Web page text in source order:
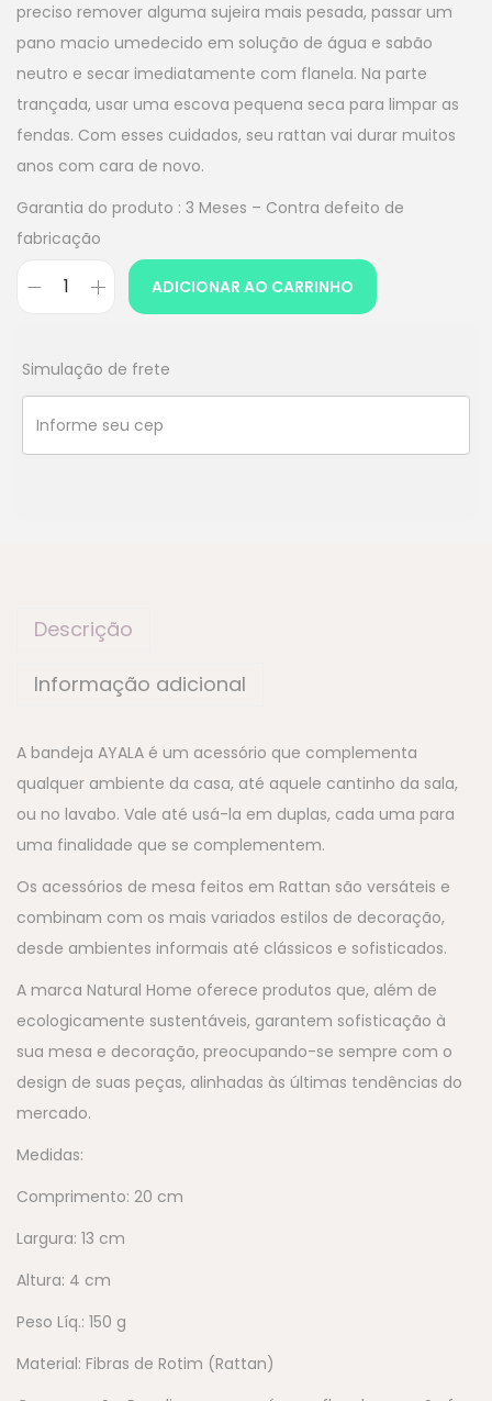
preciso remover alguma sujeira mais pesada, passar um
pano macio umedecido em solução de água e sabão
neutro e secar imediatamente com flanela. Na parte
trançada, usar uma escova pequena seca para limpar as
fendas. Com esses cuidados, seu rattan vai durar muitos
anos com cara de novo.
Garantia do produto : 3 Meses – Contra defeito de
fabricação
ADICIONAR AO CARRINHO
Simulação de frete
Descrição
Informação adicional
A bandeja AYALA é um acessório que complementa
qualquer ambiente da casa, até aquele cantinho da sala,
ou no lavabo. Vale até usá-la em duplas, cada uma para
uma finalidade que se complementem.
Os acessórios de mesa feitos em Rattan são versáteis e
combinam com os mais variados estilos de decoração,
desde ambientes informais até clássicos e sofisticados.
A marca Natural Home oferece produtos que, além de
ecologicamente sustentáveis, garantem sofisticação à
sua mesa e decoração, preocupando-se sempre com o
design de suas peças, alinhadas às últimas tendências do
mercado.
Medidas:
Comprimento: 20 cm
Largura: 13 cm
Altura: 4 cm
Peso Líq.: 150 g
Material: Fibras de Rotim (Rattan)